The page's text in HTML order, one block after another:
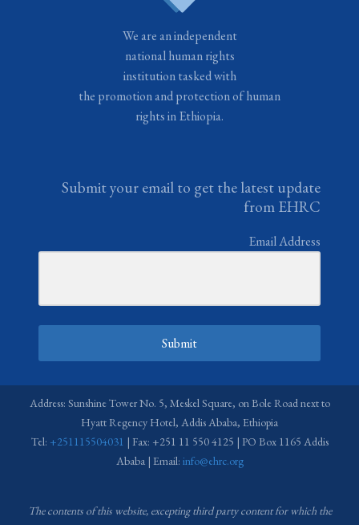
We are an independent
national human rights
institution tasked with
the promotion and protection of human
rights in Ethiopia.
Submit your email to get the latest update
from EHRC
Email Address
Submit
Address: Sunshine Tower No. 5, Meskel Square, on Bole Road next to
Hyatt Regency Hotel, Addis Ababa, Ethiopia
Tel: +251115504031 | Fax: +251 11 550 4125 | PO Box 1165 Addis
Ababa | Email: info@ehrc.org
The contents of this website, excepting third party content for which the